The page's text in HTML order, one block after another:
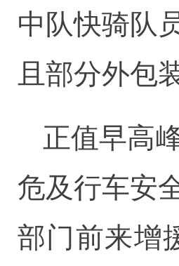
中队快骑队
且部分外包
正值早高
危及行车安
部门前来增